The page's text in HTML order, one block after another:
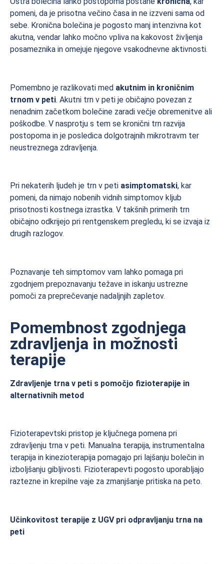
pomeni, da je prisotna večino časa in ne izzveni sama od
sebe. Kronična bolečina je pogosto manj intenzivna kot
akutna, vendar lahko močno vpliva na kakovost življenja
posameznika in omejuje njegove vsakodnevne aktivnosti.
Pomembno je razlikovati med akutnim in kroničnim
trnom v peti. Akutni trn v peti je običajno povezan z
nenadnim začetkom bolečine zaradi večje obremenitve ali
poškodbe. V nasprotju s tem se kronični trn razvija
postopoma in je posledica dolgotrajnih mikrotravm ter
neustreznega zdravljenja.
Pri nekaterih ljudeh je trn v peti asimptomatski, kar
pomeni, da nimajo nobenih vidnih simptomov kljub
prisotnosti kostnega izrastka. V takšnih primerih trn
običajno odkrijejo pri rentgenskem pregledu, ki se izvaja iz
drugih razlogov.
Poznavanje teh simptomov vam lahko pomaga pri
zgodnjem prepoznavanju težave in iskanju ustrezne
pomoči za preprečevanje nadaljnjih zapletov.
Pomembnost zgodnjega
zdravljenja in možnosti
terapije
Zdravljenje trna v peti s pomočjo fizioterapije in
alternativnih metod
Fizioterapevtski pristop je ključnega pomena pri
zdravljenju trna v peti. Manualna terapija, instrumentalna
terapija in kinezioterapija pomagajo pri lajšanju bolečin in
izboljšanju gibljivosti. Fizioterapevti pogosto uporabljajo
raztezne in krepilne vaje za zmanjšanje pritiska na peto.
Učinkovitost terapije z UGV pri odpravljanju trna na
peti